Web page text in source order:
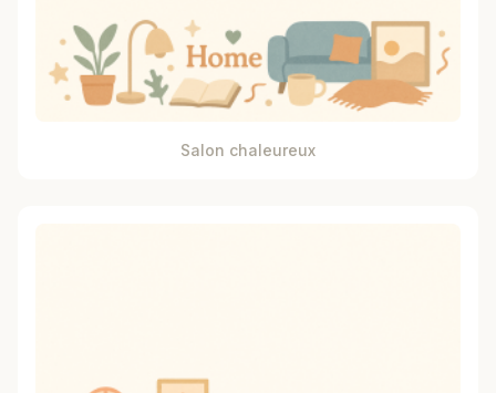
Salon chaleureux